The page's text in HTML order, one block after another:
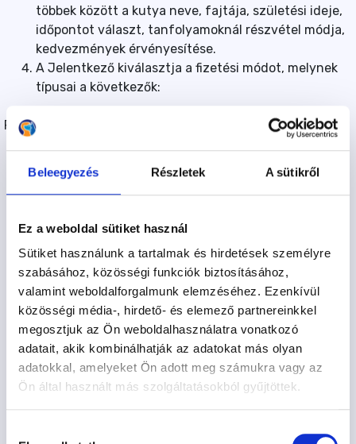
Beleegyezés Részletek A sütikről
Ez a weboldal sütiket használ
Sütiket használunk a tartalmak és hirdetések személyre
szabásához, közösségi funkciók biztosításához,
valamint weboldalforgalmunk elemzéséhez. Ezenkívül
közösségi média-, hirdető- és elemező partnereinkkel
megosztjuk az Ön weboldalhasználatra vonatkozó
adatait, akik kombinálhatják az adatokat más olyan
adatokkal, amelyeket Ön adott meg számukra vagy az
Ön által használt más szolgáltatásokból gyűjtöttek.
többek között a kutya neve, fajtája, születési ideje,
időpontot választ, tanfolyamoknál részvétel módja,
kedvezmények érvényesítése.
A Jelentkező kiválasztja a fizetési módot, melynek
típusai a következők:
Fizetési módok:
Fizetés készpénzben:
lehetőség van arra, hogy a
Felhasználó a megrendelés végösszegét a Kutyasuli
szolgáltatás igénybevételekor.
megrendelése során pénzforgalmi
szolgáltatókártyás fizetési felületről fizeti meg a
szolgáltatás díját Szolgáltató részére.
A fizetendő végösszeg a jelentkezés összesítése és
visszaigazoló levél alapján minden költséget
tartalmaz. A számlát elektronikus úton továbbítjuk
az illetékes Szolgáltató/Kutyaiskola a Jelentkező